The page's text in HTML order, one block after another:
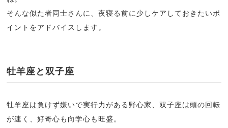
そんな似た者同士さんに、夜寝る前に少しケアしておきたいポ
イントをアドバイスします。
牡羊座と双子座
牡羊座は負けず嫌いで実行力がある野心家、双子座は頭の回転
が速く、好奇心も向学心も旺盛。